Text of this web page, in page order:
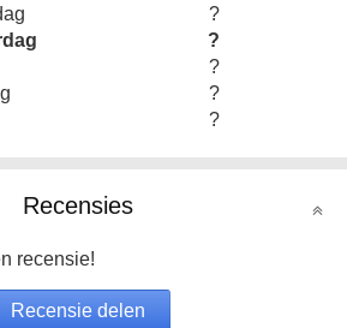
?
?
?
?
?
Recensies
recensie!